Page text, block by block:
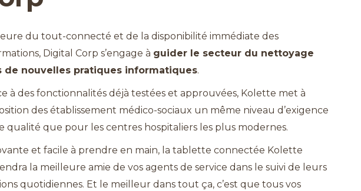
du tout-connecté et de la disponibilité immédiate des
Digital Corp s’engage à guider le secteur du nettoyage
de nouvelles pratiques informatiques.
à des fonctionnalités déjà testées et approuvées, Kolette met à
des établissement médico-sociaux un même niveau d’exigence
qualité que pour les centres hospitaliers les plus modernes.
et facile à prendre en main, la tablette connectée Kolette
la meilleure amie de vos agents de service dans le suivi de leurs
quotidiennes. Et le meilleur dans tout ça, c’est que tous vos